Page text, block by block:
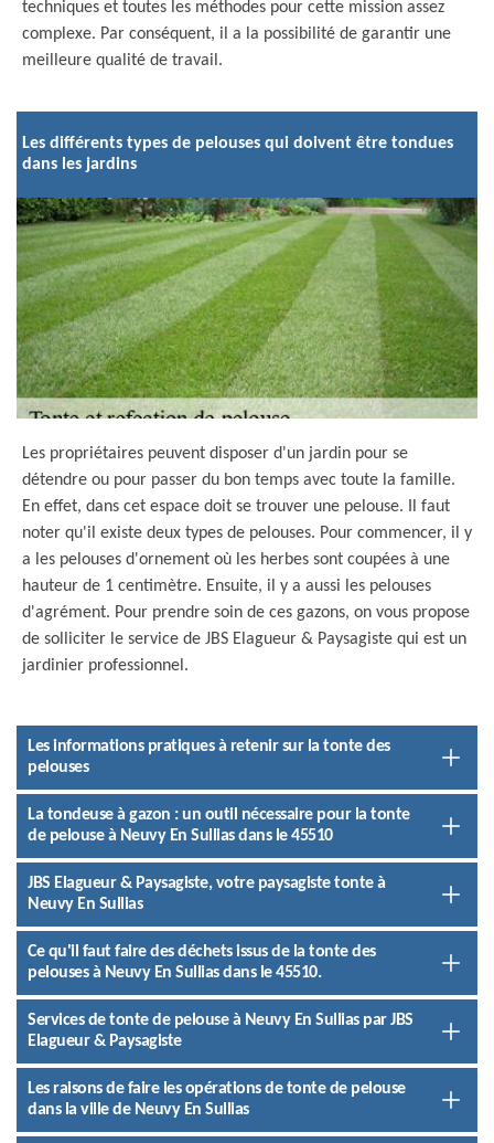
techniques et toutes les méthodes pour cette mission assez
complexe. Par conséquent, il a la possibilité de garantir une
meilleure qualité de travail.
Les différents types de pelouses qui doivent être tondues
dans les jardins
Les propriétaires peuvent disposer d'un jardin pour se
détendre ou pour passer du bon temps avec toute la famille.
En effet, dans cet espace doit se trouver une pelouse. Il faut
noter qu'il existe deux types de pelouses. Pour commencer, il y
a les pelouses d'ornement où les herbes sont coupées à une
hauteur de 1 centimètre. Ensuite, il y a aussi les pelouses
d'agrément. Pour prendre soin de ces gazons, on vous propose
de solliciter le service de JBS Elagueur & Paysagiste qui est un
jardinier professionnel.
Les informations pratiques à retenir sur la tonte des
pelouses
La tondeuse à gazon : un outil nécessaire pour la tonte
de pelouse à Neuvy En Sullias dans le 45510
JBS Elagueur & Paysagiste, votre paysagiste tonte à
Neuvy En Sullias
Ce qu'il faut faire des déchets issus de la tonte des
pelouses à Neuvy En Sullias dans le 45510.
Services de tonte de pelouse à Neuvy En Sullias par JBS
Elagueur & Paysagiste
Les raisons de faire les opérations de tonte de pelouse
dans la ville de Neuvy En Sullias